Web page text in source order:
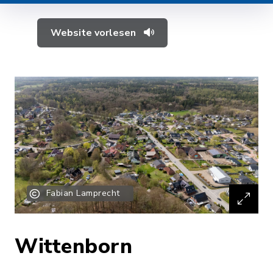
Website vorlesen
Fabian Lamprecht
Wittenborn